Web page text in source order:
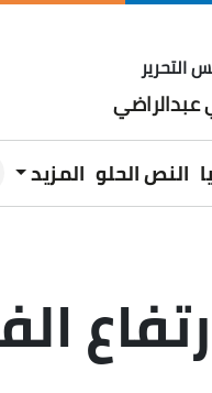
التحرير
النص الحلو المزيد